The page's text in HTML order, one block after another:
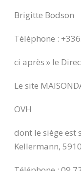
Brigitte Bodson
Téléphone :
ci après » le
Le site
OVH
dont le siège est
Kellermann,